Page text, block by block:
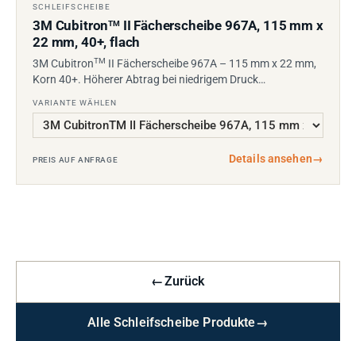
SCHLEIFSCHEIBE
3M CubitronTMII Fächerscheibe 967A, 115 mm x
22 mm, 40+, flach
3M CubitronTM II Fächerscheibe 967A – 115 mm x 22 mm,
Korn 40+. Höherer Abtrag bei niedrigem Druck…
VARIANTE WÄHLEN
PREIS AUF ANFRAGE Details ansehen→
←Zurück
Alle Schleifscheibe Produkte→